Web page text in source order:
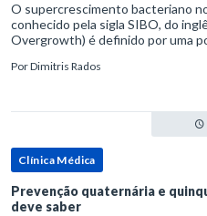
O supercrescimento bacteriano
conhecido pela sigla SIBO, do
Overgrowth) é definido por uma
PorDimitris Rados
Clínica Médica
Prevenção quaternária e
deve saber